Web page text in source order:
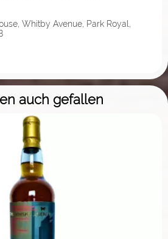
Whitby Avenue, Park Royal,
auch gefallen